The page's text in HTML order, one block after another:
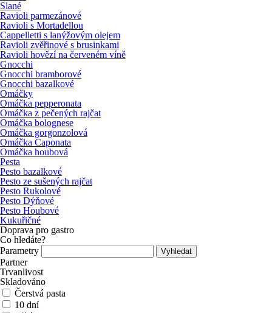
Slané
Ravioli parmezánové
Ravioli s Mortadellou
Cappelletti s lanýžovým olejem
Ravioli zvěřinové s brusinkami
Ravioli hovězí na červeném víně
Gnocchi
Gnocchi bramborové
Gnocchi bazalkové
Omáčky
Omáčka pepperonata
Omáčka z pečených rajčat
Omáčka bolognese
Omáčka gorgonzolová
Omáčka Caponata
Omáčka houbová
Pesta
Pesto bazalkové
Pesto ze sušených rajčat
Pesto Rukolové
Pesto Dýňové
Pesto Houbové
Kukuřičné
Doprava pro gastro
Co hledáte?
Parametry
Partner
Trvanlivost
Skladováno
Čerstvá pasta
10 dní